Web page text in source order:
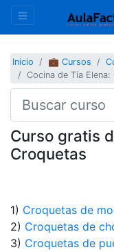
Inicio 💼 Cursos
Cocina de Tía Elena:
Curso gratis
Croquetas
1) Croquetas de
2) Croquetas de
3) Croquetas de